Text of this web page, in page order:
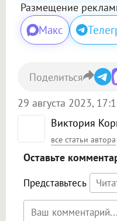
Размещение
Макс
Виктория
все статьи автора
29 августа 2023,
Поделиться
Оставьте
Представьтесь